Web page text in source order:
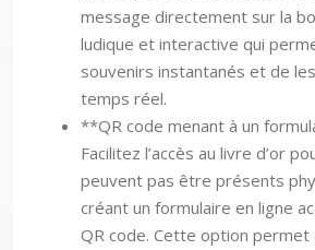
message directement sur la
ludique et interactive qui
souvenirs instantanés et de
temps réel.
**QR code menant à un
Facilitez l’accès au livre d’or
peuvent pas être présents
créant un formulaire en ligne
QR code. Cette option permet